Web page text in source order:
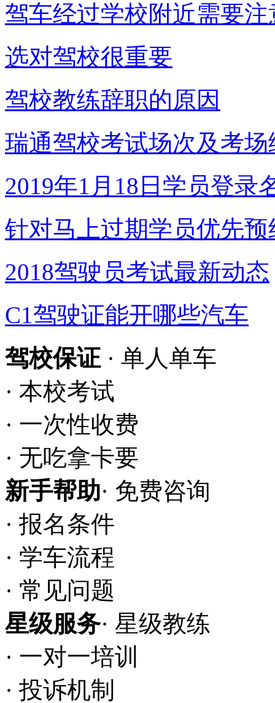
驾车经过学校附近需要注
选对驾校很重要
驾校教练辞职的原因
瑞通驾校考试场次及考
2019年1月18日学员登录
针对马上过期学员优先
2018驾驶员考试最新动态
C1驾驶证能开哪些汽车
驾校保证 · 单人单车
· 本校考试
· 一次性收费
· 无吃拿卡要
新手帮助· 免费咨询
· 报名条件
· 学车流程
· 常见问题
星级服务· 星级教练
· 一对一培训
· 投诉机制